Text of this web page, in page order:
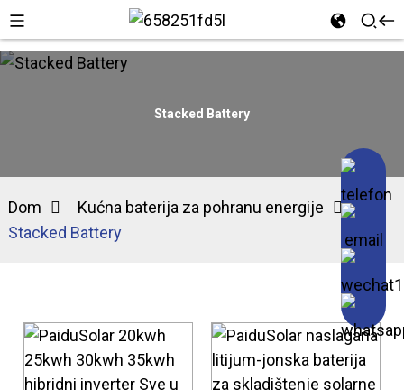
Stacked Battery
Dom
Kućna baterija za pohranu energije
Stacked Battery